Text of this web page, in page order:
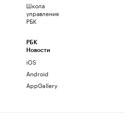
Школа
управления
РБК
РБК
Новости
iOS
Android
AppGallery